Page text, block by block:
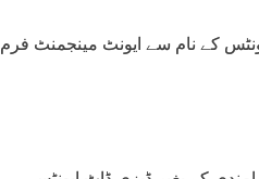
نے 2014 میں ڈیزی ڈاٹ ایونٹس کے نام سے ایونٹ مینجمنٹ فرم